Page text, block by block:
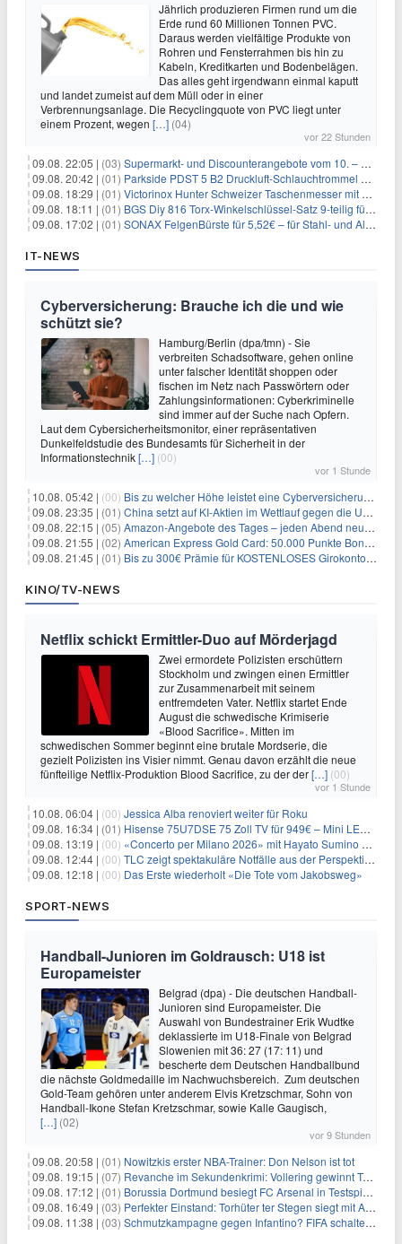
Jährlich produzieren Firmen rund um die
Erde rund 60 Millionen Tonnen PVC.
Daraus werden vielfältige Produkte von
Rohren und Fensterrahmen bis hin zu
Kabeln, Kreditkarten und Bodenbelägen.
Das alles geht irgendwann einmal kaputt
und landet zumeist auf dem Müll oder in einer
Verbrennungsanlage. Die Recyclingquote von PVC liegt unter
einem Prozent, wegen […] (04)
vor 22 Stunden
09.08. 22:05 | (03) Supermarkt- und Discounterangebote vom 10. – 15.08.2026
09.08. 20:42 | (01) Parkside PDST 5 B2 Druckluft-Schlauchtrommel mit 10 m Schlauch für 25,94€
09.08. 18:29 | (01) Victorinox Hunter Schweizer Taschenmesser mit 12 Funktionen für 43,99€
09.08. 18:11 | (01) BGS Diy 816 Torx-Winkelschlüssel-Satz 9-teilig für 6,45€
09.08. 17:02 | (01) SONAX FelgenBürste für 5,52€ – für Stahl- und Alufelgen
IT-NEWS
Cyberversicherung: Brauche ich die und wie
schützt sie?
Hamburg/Berlin (dpa/tmn) - Sie
verbreiten Schadsoftware, gehen online
unter falscher Identität shoppen oder
fischen im Netz nach Passwörtern oder
Zahlungsinformationen: Cyberkriminelle
sind immer auf der Suche nach Opfern.
Laut dem Cybersicherheitsmonitor, einer repräsentativen
Dunkelfeldstudie des Bundesamts für Sicherheit in der
Informationstechnik[…] (00)
vor 1 Stunde
10.08. 05:42 | (00) Bis zu welcher Höhe leistet eine Cyberversicherung?
09.08. 23:35 | (01) China setzt auf KI-Aktien im Wettlauf gegen die USA um Chip- und Technologiedominanz
09.08. 22:15 | (05) Amazon-Angebote des Tages – jeden Abend neue Deals zum Stöbern
09.08. 21:55 | (02) American Express Gold Card: 50.000 Punkte Bonus + Metall-Kreditkarte
09.08. 21:45 | (01) Bis zu 300€ Prämie für KOSTENLOSES Girokonto bei der Santander – 50€ schon nach 1 Woche!
KINO/TV-NEWS
Netflix schickt Ermittler-Duo auf Mörderjagd
Zwei ermordete Polizisten erschüttern
Stockholm und zwingen einen Ermittler
zur Zusammenarbeit mit seinem
entfremdeten Vater. Netflix startet Ende
August die schwedische Krimiserie
«Blood Sacrifice». Mitten im
schwedischen Sommer beginnt eine brutale Mordserie, die
gezielt Polizisten ins Visier nimmt. Genau davon erzählt die neue
fünfteilige Netflix-Produktion Blood Sacrifice, zu der der[…] (00)
vor 1 Stunde
10.08. 06:04 | (00) Jessica Alba renoviert weiter für Roku
09.08. 16:34 | (01) Hisense 75U7DSE 75 Zoll TV für 949€ – Mini LED, 144Hz, 2026
09.08. 13:19 | (00) «Concerto per Milano 2026» mit Hayato Sumino kommt zu arte
09.08. 12:44 | (00) TLC zeigt spektakuläre Notfälle aus der Perspektive der Patienten
09.08. 12:18 | (00) Das Erste wiederholt «Die Tote vom Jakobsweg»
SPORT-NEWS
Handball-Junioren im Goldrausch: U18 ist
Europameister
Belgrad (dpa) - Die deutschen Handball-
Junioren sind Europameister. Die
Auswahl von Bundestrainer Erik Wudtke
deklassierte im U18-Finale von Belgrad
Slowenien mit 36: 27 (17: 11) und
bescherte dem Deutschen Handballbund
die nächste Goldmedaille im Nachwuchsbereich. Zum deutschen
Gold-Team gehören unter anderem Elvis Kretzschmar, Sohn von
Handball-Ikone Stefan Kretzschmar, sowie Kalle Gaugisch,
[…] (02)
vor 9 Stunden
09.08. 20:58 | (01) Nowitzkis erster NBA-Trainer: Don Nelson ist tot
09.08. 19:15 | (07) Revanche im Sekundenkrimi: Vollering gewinnt Tour
09.08. 17:12 | (01) Borussia Dortmund besiegt FC Arsenal in Testspiel mit 3:2
09.08. 16:49 | (03) Perfekter Einstand: Torhüter ter Stegen siegt mit Ajax
09.08. 11:38 | (03) Schmutzkampagne gegen Infantino? FIFA schaltet auf Angriff